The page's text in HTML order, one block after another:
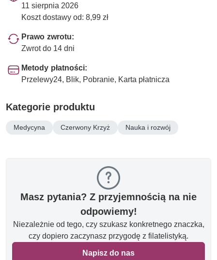
11 sierpnia 2026
Koszt dostawy od: 8,99 zł
Prawo zwrotu:
Zwrot do 14 dni
Metody płatności:
Przelewy24, Blik, Pobranie, Karta płatnicza
Kategorie produktu
Medycyna Czerwony Krzyż Nauka i rozwój
Masz pytania? Z przyjemnością na nie
odpowiemy!
Niezależnie od tego, czy szukasz konkretnego znaczka,
czy dopiero zaczynasz przygodę z filatelistyką.
Napisz do nas